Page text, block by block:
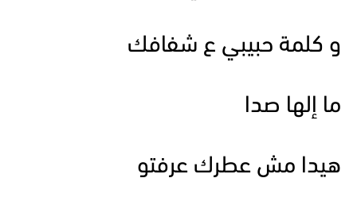
و كلمة حبيبي ع شفافك
ما إلها صدا
هيدا مش عطرك عرفتو